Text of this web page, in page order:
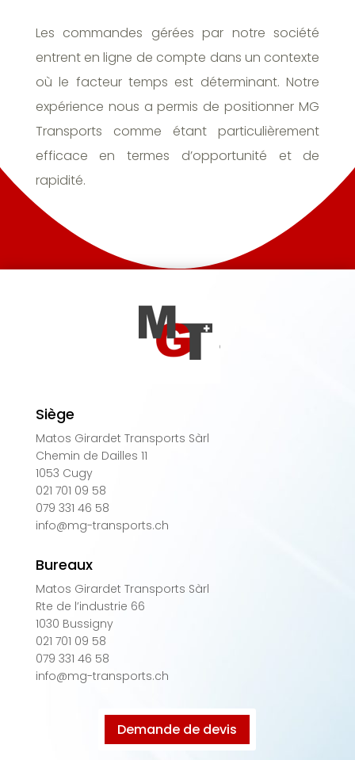
Les commandes gérées par notre société
entrent en ligne de compte dans un contexte
où le facteur temps est déterminant. Notre
expérience nous a permis de positionner MG
Transports comme étant particulièrement
efficace en termes d’opportunité et de
rapidité.
Siège
Matos Girardet Transports Sàrl
Chemin de Dailles 11
1053 Cugy
021 701 09 58
079 331 46 58
info@mg-transports.ch
Bureaux
Matos Girardet Transports Sàrl
Rte de l’industrie 66
1030 Bussigny
021 701 09 58
079 331 46 58
info@mg-transports.ch
Demande de devis